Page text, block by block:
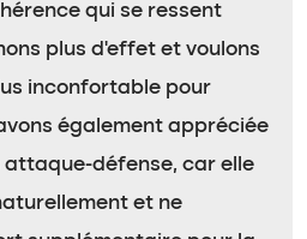
qui se ressent
plus d’effet et voulons
inconfortable pour
également appréciée
défense, car elle
et ne